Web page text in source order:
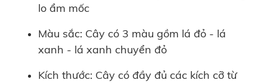
lo ẩm mốc
Màu sắc: Cây có 3 màu gồm lá đỏ - lá
xanh - lá xanh chuyển đỏ
Kích thước: Cây có đầy đủ các kích cỡ từ